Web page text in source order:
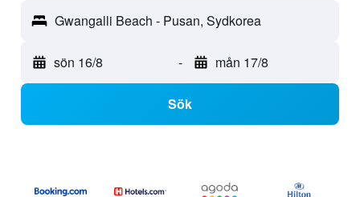
Gwangalli Beach - Pusan, Sydkorea
sön 16/8 - mån 17/8
Sök